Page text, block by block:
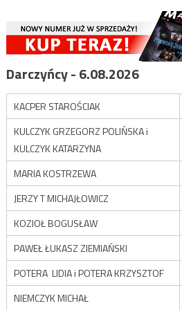
Darczyńcy - 6.08.2026
KACPER STAROŚCIAK
KULCZYK GRZEGORZ POLIŃSKA i
KULCZYK KATARZYNA
MARIA KOSTRZEWA
JERZY T MICHAJŁOWICZ
KOZIOŁ BOGUSŁAW
PAWEŁ ŁUKASZ ZIEMIAŃSKI
POTERA LIDIA i POTERA KRZYSZTOF
NIEMCZYK MICHAŁ